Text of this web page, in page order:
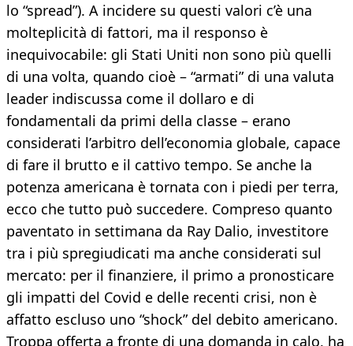
lo “spread”). A incidere su questi valori c’è una
molteplicità di fattori, ma il responso è
inequivocabile: gli Stati Uniti non sono più quelli
di una volta, quando cioè – “armati” di una valuta
leader indiscussa come il dollaro e di
fondamentali da primi della classe – erano
considerati l’arbitro dell’economia globale, capace
di fare il brutto e il cattivo tempo. Se anche la
potenza americana è tornata con i piedi per terra,
ecco che tutto può succedere. Compreso quanto
paventato in settimana da Ray Dalio, investitore
tra i più spregiudicati ma anche considerati sul
mercato: per il finanziere, il primo a pronosticare
gli impatti del Covid e delle recenti crisi, non è
affatto escluso uno “shock” del debito americano.
Troppa offerta a fronte di una domanda in calo, ha